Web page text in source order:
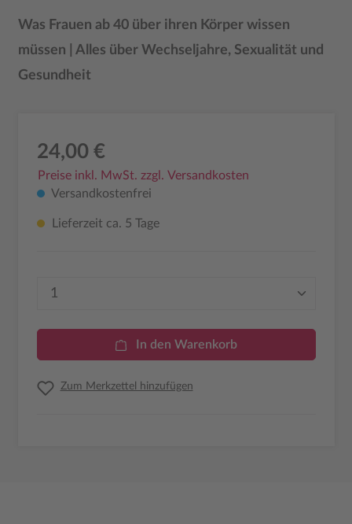
Was Frauen ab 40 über ihren Körper wissen
müssen | Alles über Wechseljahre, Sexualität und
Gesundheit
24,00 €
Preise inkl. MwSt. zzgl. Versandkosten
Versandkostenfrei
Lieferzeit ca. 5 Tage
Produkt Anzahl: Gib den gewünschten
In den Warenkorb
Zum Merkzettel hinzufügen